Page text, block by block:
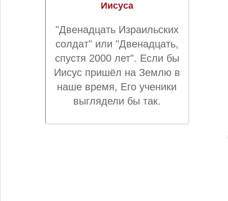
Иисуса
"Двенадцать Израильских
солдат" или "Двенадцать,
спустя 2000 лет". Если бы
Иисус пришёл на Землю в
наше время, Его ученики
выглядели бы так.